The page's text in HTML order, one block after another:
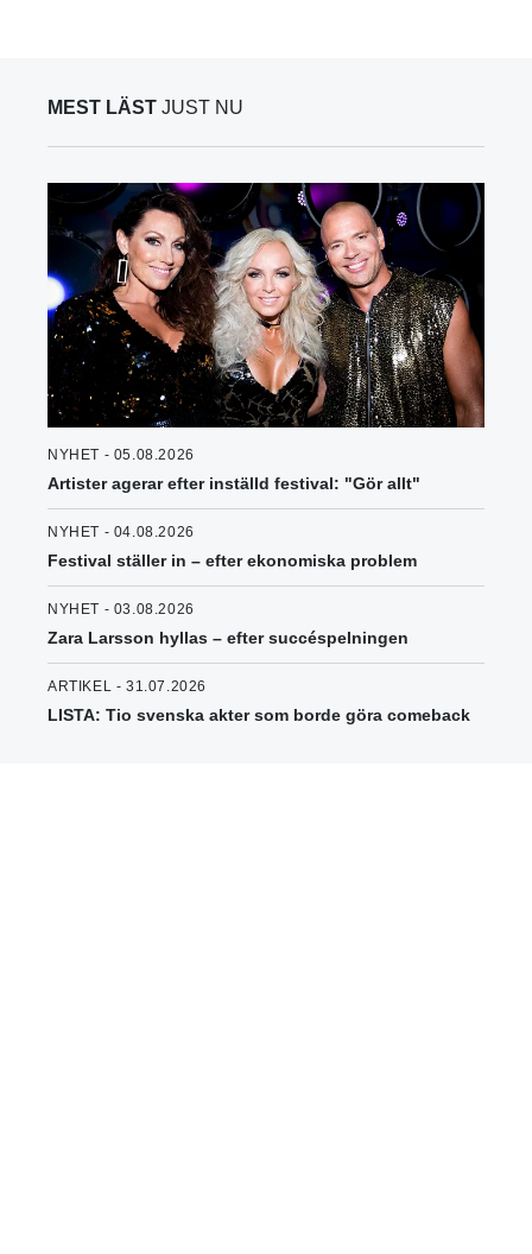
MEST LÄST JUST NU
NYHET - 05.08.2026
Artister agerar efter inställd festival: "Gör allt"
NYHET - 04.08.2026
Festival ställer in – efter ekonomiska problem
NYHET - 03.08.2026
Zara Larsson hyllas – efter succéspelningen
ARTIKEL - 31.07.2026
LISTA: Tio svenska akter som borde göra comeback